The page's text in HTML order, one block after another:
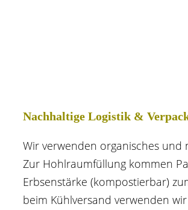
Nachhaltige Logistik &
Wir verwenden organisches und
Zur Hohlraumfüllung kommen
Erbsenstärke (kompostierbar)
beim Kühlversand verwenden